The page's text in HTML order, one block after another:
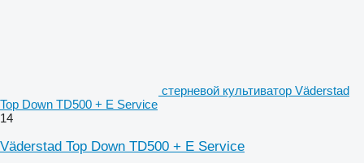
стерневой культиватор Väderstad
Top Down TD500 + E Service
14
Väderstad Top Down TD500 + E Service